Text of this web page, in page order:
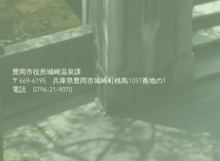
​豊岡市役所城崎温泉課
〒669-6195 兵庫県豊岡市城崎町桃島1057番地の1
​電話 0796-21-9070